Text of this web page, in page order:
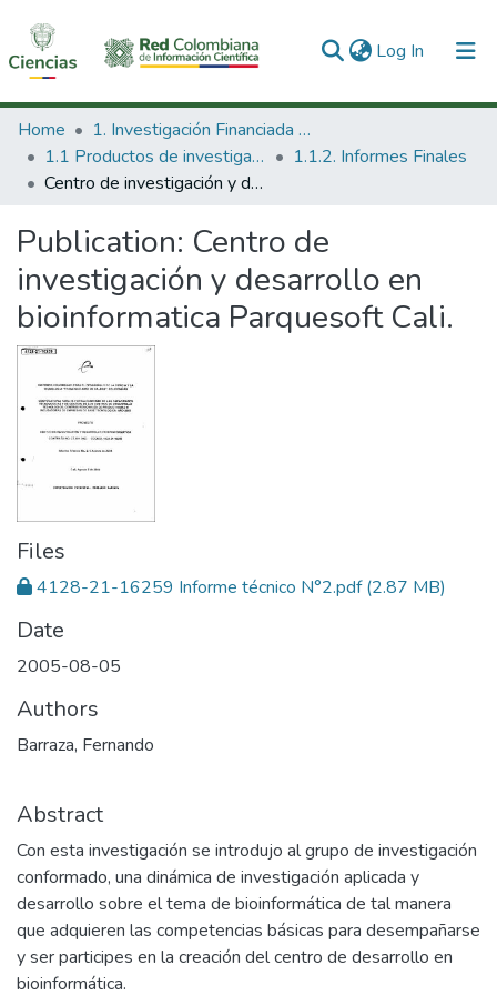
Log In (current)
Communities & Collections
All of DSpace
Home
1. Investigación Financiada con Recursos Públicos
1.1 Productos de investigación
1.1.2. Informes Finales
Centro de investigación y desarrollo en bioinformatica Parquesoft Cali.
Publication: Centro de
investigación y desarrollo en
bioinformatica Parquesoft Cali.
Files
4128-21-16259 Informe técnico N°2.pdf(2.87 MB)
Date
2005-08-05
Authors
Barraza, Fernando
Abstract
Con esta investigación se introdujo al grupo de investigación
conformado, una dinámica de investigación aplicada y
desarrollo sobre el tema de bioinformática de tal manera
que adquieren las competencias básicas para desempañarse
y ser participes en la creación del centro de desarrollo en
bioinformática.